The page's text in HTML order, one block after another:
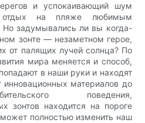
и успокаивающий шум
отдых на пляже любимым
задумывались ли вы когда-
зонте — незаметном герое,
палящих лучей солнца? По
мира меняется и способ,
в наши руки и находят
материалов до
поведения,
зонтов находится на пороге
полностью изменить наш